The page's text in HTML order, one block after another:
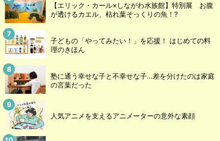
【エリック・カール×しながわ水族館】特別展 お腹
が透けるカエル、枯れ葉そっくりの魚！?
子どもの「やってみたい！」を応援！ はじめての料
理のきほん
塾に通う幸せな子と不幸せな子…差を分けたのは家庭
の言葉だった
人気アニメを支えるアニメーターの意外な素顔